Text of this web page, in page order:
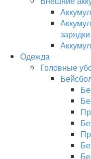
зарядки
Одежда
Головные